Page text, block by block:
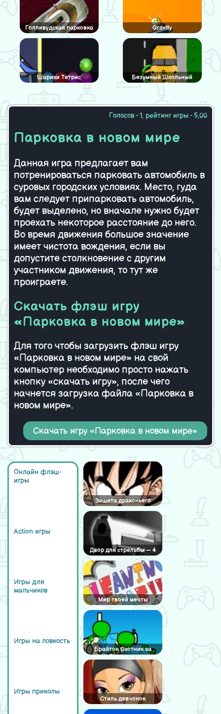
Онлайн флэш-
игры
Action игры
Игры для
мальчиков
Игры на ловкость
Игры приколы
Защита драконьего
жемчуга
Двор для стрельбы — 4
Мир твоей мечты
Брайтон Охотник за
Головами
Стиль девчонок
Голливудская парковка Gravity
Шарики Тетрис
Безумный Школьный
Автобус
полицейская
Поцелуй влюбленной
пары
Опасный Дартс
Арена Аватаров Герой из дома на дереве
Борьба на велосипедах 2
Голосов - 1, рейтинг игры - 5,00
Парковка в новом мире
Данная игра предлагает вам
потренироваться парковать автомобиль в
суровых городских условиях. Место, гуда
вам следует припарковать автомобиль,
будет выделено, но вначале нужно будет
проехать некоторое расстояние до него.
Во время движения большое значение
имеет чистота вождения, если вы
допустите столкновение с другим
участником движения, то тут же
проиграете.
Скачать флэш игру
«Парковка в новом мире»
Для того чтобы загрузить флэш игру
«Парковка в новом мире» на свой
компьютер необходимо просто нажать
кнопку «скачать игру», после чего
начнется загрузка файла «Парковка в
новом мире».
Скачать игру «Парковка в новом мире»